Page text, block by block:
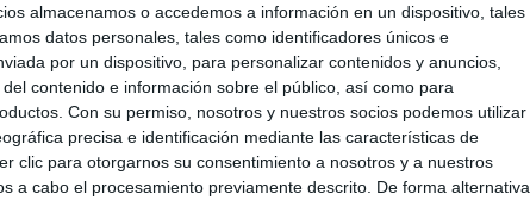
almacenamos o accedemos a información en un dispositivo, tales
datos personales, tales como identificadores únicos e
por un dispositivo, para personalizar contenidos y anuncios,
contenido e información sobre el público, así como para
Con su permiso, nosotros y nuestros socios podemos utilizar
precisa e identificación mediante las características de
clic para otorgarnos su consentimiento a nosotros y a nuestros
a cabo el procesamiento previamente descrito. De forma alternativa,